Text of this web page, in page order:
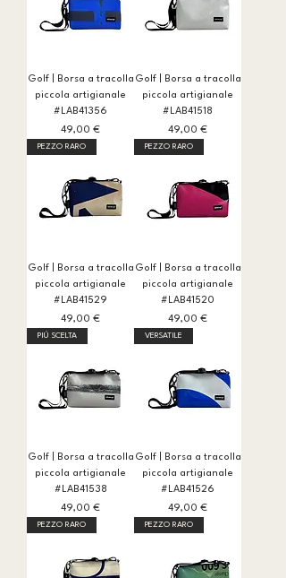
Golf | Borsa a tracolla
piccola artigianale
#LAB41356
Prezzo
49,00 €
Golf | Borsa a tracolla
piccola artigianale
#LAB41518
Prezzo
49,00 €
PEZZO RARO
Golf | Borsa a tracolla
piccola artigianale
#LAB41529
Prezzo
49,00 €
PEZZO RARO
Golf | Borsa a tracolla
piccola artigianale
#LAB41520
Prezzo
49,00 €
PIÚ SCELTA
Golf | Borsa a tracolla
piccola artigianale
#LAB41538
Prezzo
49,00 €
VERSATILE
Golf | Borsa a tracolla
piccola artigianale
#LAB41526
Prezzo
49,00 €
PEZZO RARO PEZZO RARO